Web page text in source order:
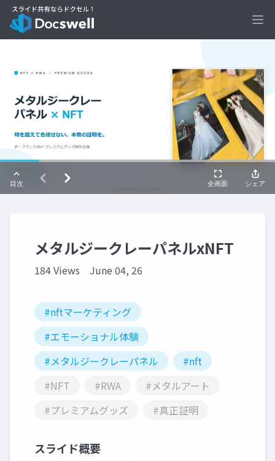
メタルジークレーパネルxNFT
184 Views June 04, 26
#nftマーケティング
#エモーショナル体験
#メタルジークレーパネル
#nft
#NFT
#RWA
#メタルアート
#プレミアムグッズ
#真正証明
スライド概要